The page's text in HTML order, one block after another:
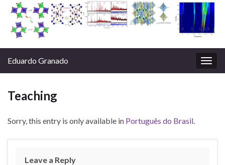
Eduardo Granado
Teaching
Sorry, this entry is only available in Português do Brasil
Leave a Reply